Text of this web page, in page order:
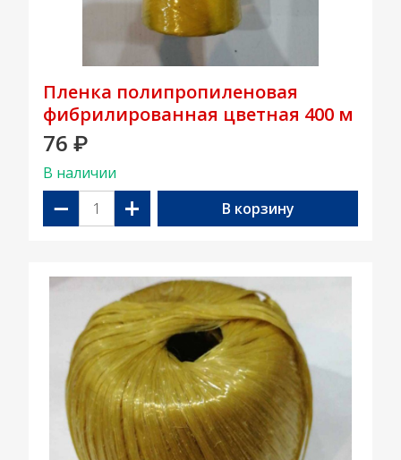
Пленка полипропиленовая
фибрилированная цветная 400 м
76 ₽
В наличии
− + В корзину